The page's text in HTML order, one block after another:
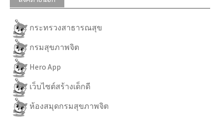
กระทรวงสาธารณสุข
กรมสุขภาพจิต
Hero App
เว็บไซต์สร้างเด็กดี
ห้องสมุดกรมสุขภาพจิต